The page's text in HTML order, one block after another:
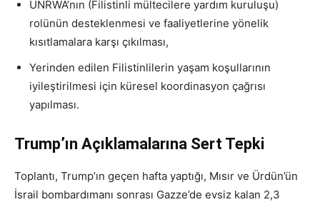
UNRWA’nın (Filistinli mültecilere yardım kuruluşu)
rolünün desteklenmesi ve faaliyetlerine yönelik
kısıtlamalara karşı çıkılması,
Yerinden edilen Filistinlilerin yaşam koşullarının
iyileştirilmesi için küresel koordinasyon çağrısı
yapılması.
Trump’ın Açıklamalarına Sert Tepki
Toplantı, Trump’ın geçen hafta yaptığı, Mısır ve Ürdün’ün
İsrail bombardımanı sonrası Gazze’de evsiz kalan 2,3